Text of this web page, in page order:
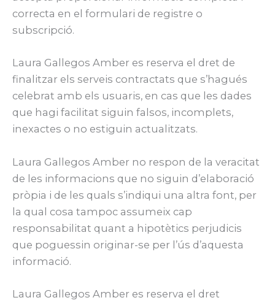
correcta en el formulari de registre o
subscripció.
Laura Gallegos Amber es reserva el dret de
finalitzar els serveis contractats que s’hagués
celebrat amb els usuaris, en cas que les dades
que hagi facilitat siguin falsos, incomplets,
inexactes o no estiguin actualitzats.
Laura Gallegos Amber no respon de la veracitat
de les informacions que no siguin d’elaboració
pròpia i de les quals s’indiqui una altra font, per
la qual cosa tampoc assumeix cap
responsabilitat quant a hipotètics perjudicis
que poguessin originar-se per l’ús d’aquesta
informació.
Laura Gallegos Amber es reserva el dret